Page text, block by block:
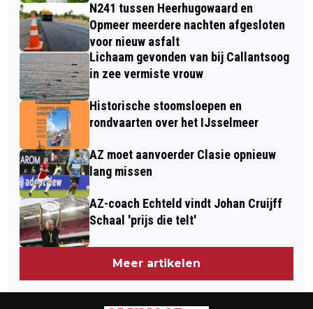
N241 tussen Heerhugowaard en
Opmeer meerdere nachten afgesloten
voor nieuw asfalt
Lichaam gevonden van bij Callantsoog
in zee vermiste vrouw
Historische stoomsloepen en
rondvaarten over het IJsselmeer
AZ moet aanvoerder Clasie opnieuw
lang missen
AZ-coach Echteld vindt Johan Cruijff
Schaal 'prijs die telt'
Meer artikelen